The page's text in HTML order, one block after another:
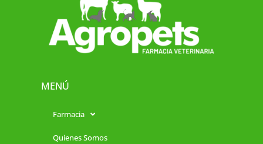
MENÚ
Farmacia
Quienes Somos